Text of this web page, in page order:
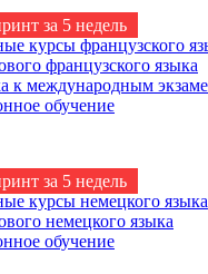
за 5 недель
курсы французского
французского языка
к международным
обучение
за 5 недель
курсы немецкого языка
немецкого языка
обучение